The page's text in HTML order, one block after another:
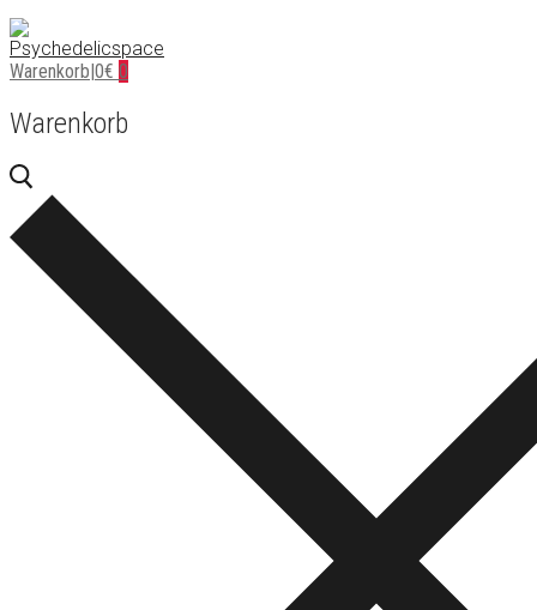
Warenkorb|0€ 0
Warenkorb